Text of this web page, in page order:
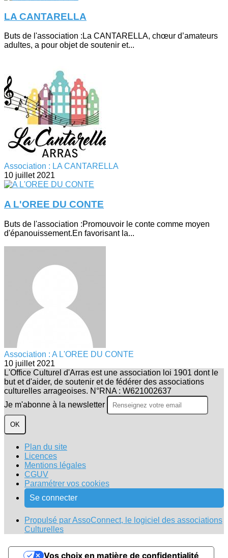
LA CANTARELLA
Buts de l'association :La CANTARELLA, chœur d’amateurs
adultes, a pour objet de soutenir et...
Association : LA CANTARELLA
10 juillet 2021
A L'OREE DU CONTE
Buts de l'association :Promouvoir le conte comme moyen
d'épanouissement.En favorisant la...
Association : A L'OREE DU CONTE
10 juillet 2021
L'Office Culturel d'Arras est une association loi 1901 dont le
but et d'aider, de soutenir et de fédérer des associations
culturelles arrageoises. N°RNA : W621002637
Je m'abonne à la newsletter
OK
Plan du site
Licences
Mentions légales
CGUV
Paramétrer vos cookies
Se connecter
Propulsé par AssoConnect, le logiciel des associations
Culturelles
Vos choix en matière de confidentialité